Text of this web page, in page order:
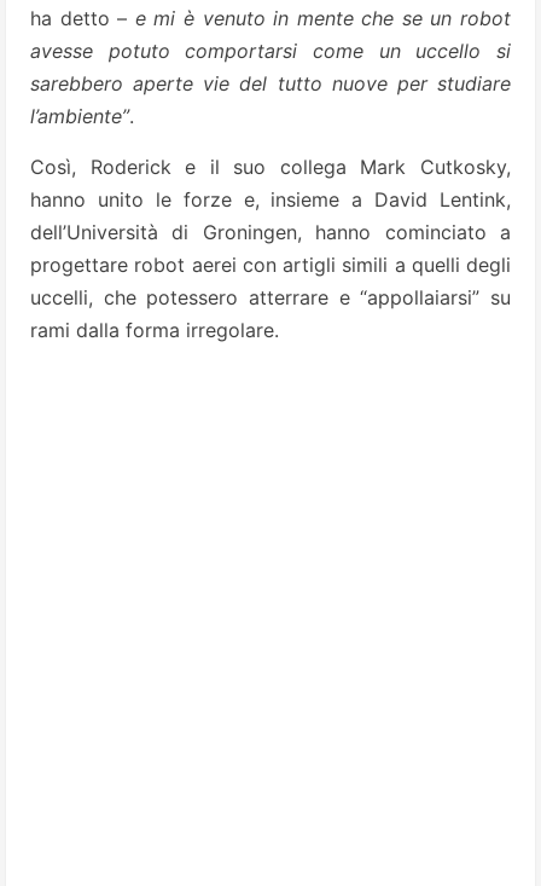
ha detto – e mi è venuto in mente che se un robot
avesse potuto comportarsi come un uccello si
sarebbero aperte vie del tutto nuove per studiare
l’ambiente”.
Così, Roderick e il suo collega Mark Cutkosky,
hanno unito le forze e, insieme a David Lentink,
dell’Università di Groningen, hanno cominciato a
progettare robot aerei con artigli simili a quelli degli
uccelli, che potessero atterrare e “appollaiarsi” su
rami dalla forma irregolare.